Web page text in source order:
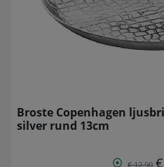
Broste Copenhagen
silver rund 13cm
€ 12,90